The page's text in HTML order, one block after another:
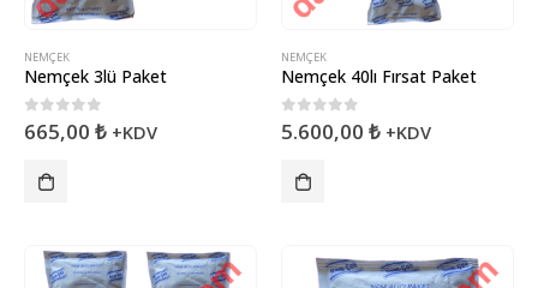
NEMÇEK
Nemçek 3lü Paket
0 5 üzerinden
665,00 ₺ +KDV
NEMÇEK
Nemçek 40lı Fırsat Paket
0 5 üzerinden
5.600,00 ₺ +KDV